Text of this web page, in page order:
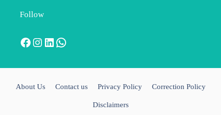
Follow
Facebook
Instagram
LinkedIn
WhatsApp
About Us Contact us Privacy Policy Correction Policy
Disclaimers